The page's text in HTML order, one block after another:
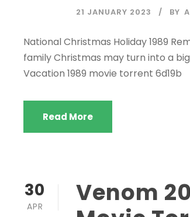
21 JANUARY 2023 BY
National Christmas Holiday 1989
family Christmas may turn into a
Vacation 1989 movie torrent 6d19b
Read More
30
APR
Venom